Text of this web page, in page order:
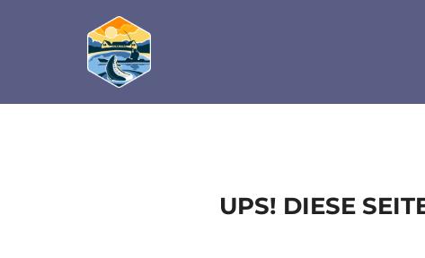
define('DISALLOW_FILE_EDIT', true);
UPS! DIESE